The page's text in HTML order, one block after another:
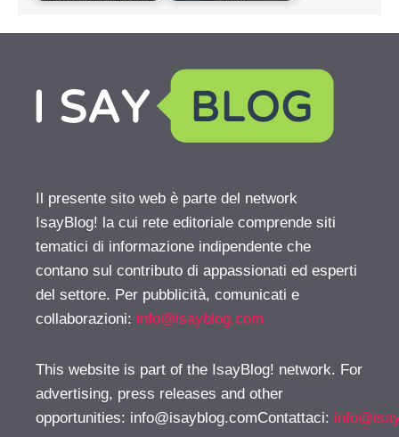
Il presente sito web è parte del network
IsayBlog! la cui rete editoriale comprende siti
tematici di informazione indipendente che
contano sul contributo di appassionati ed esperti
del settore. Per pubblicità, comunicati e
collaborazioni: info@isayblog.com
This website is part of the IsayBlog! network. For
advertising, press releases and other
opportunities: info@isayblog.comContattaci: